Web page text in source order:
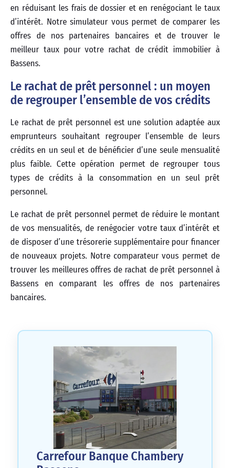
en réduisant les frais de dossier et en renégociant le taux
d’intérêt. Notre simulateur vous permet de comparer les
offres de nos partenaires bancaires et de trouver le
meilleur taux pour votre rachat de crédit immobilier à
Bassens.
Le rachat de prêt personnel : un moyen
de regrouper l’ensemble de vos crédits
Le rachat de prêt personnel est une solution adaptée aux
emprunteurs souhaitant regrouper l’ensemble de leurs
crédits en un seul et de bénéficier d’une seule mensualité
plus faible. Cette opération permet de regrouper tous
types de crédits à la consommation en un seul prêt
personnel.
Le rachat de prêt personnel permet de réduire le montant
de vos mensualités, de renégocier votre taux d’intérêt et
de disposer d’une trésorerie supplémentaire pour financer
de nouveaux projets. Notre comparateur vous permet de
trouver les meilleures offres de rachat de prêt personnel à
Bassens en comparant les offres de nos partenaires
bancaires.
Carrefour Banque Chambery